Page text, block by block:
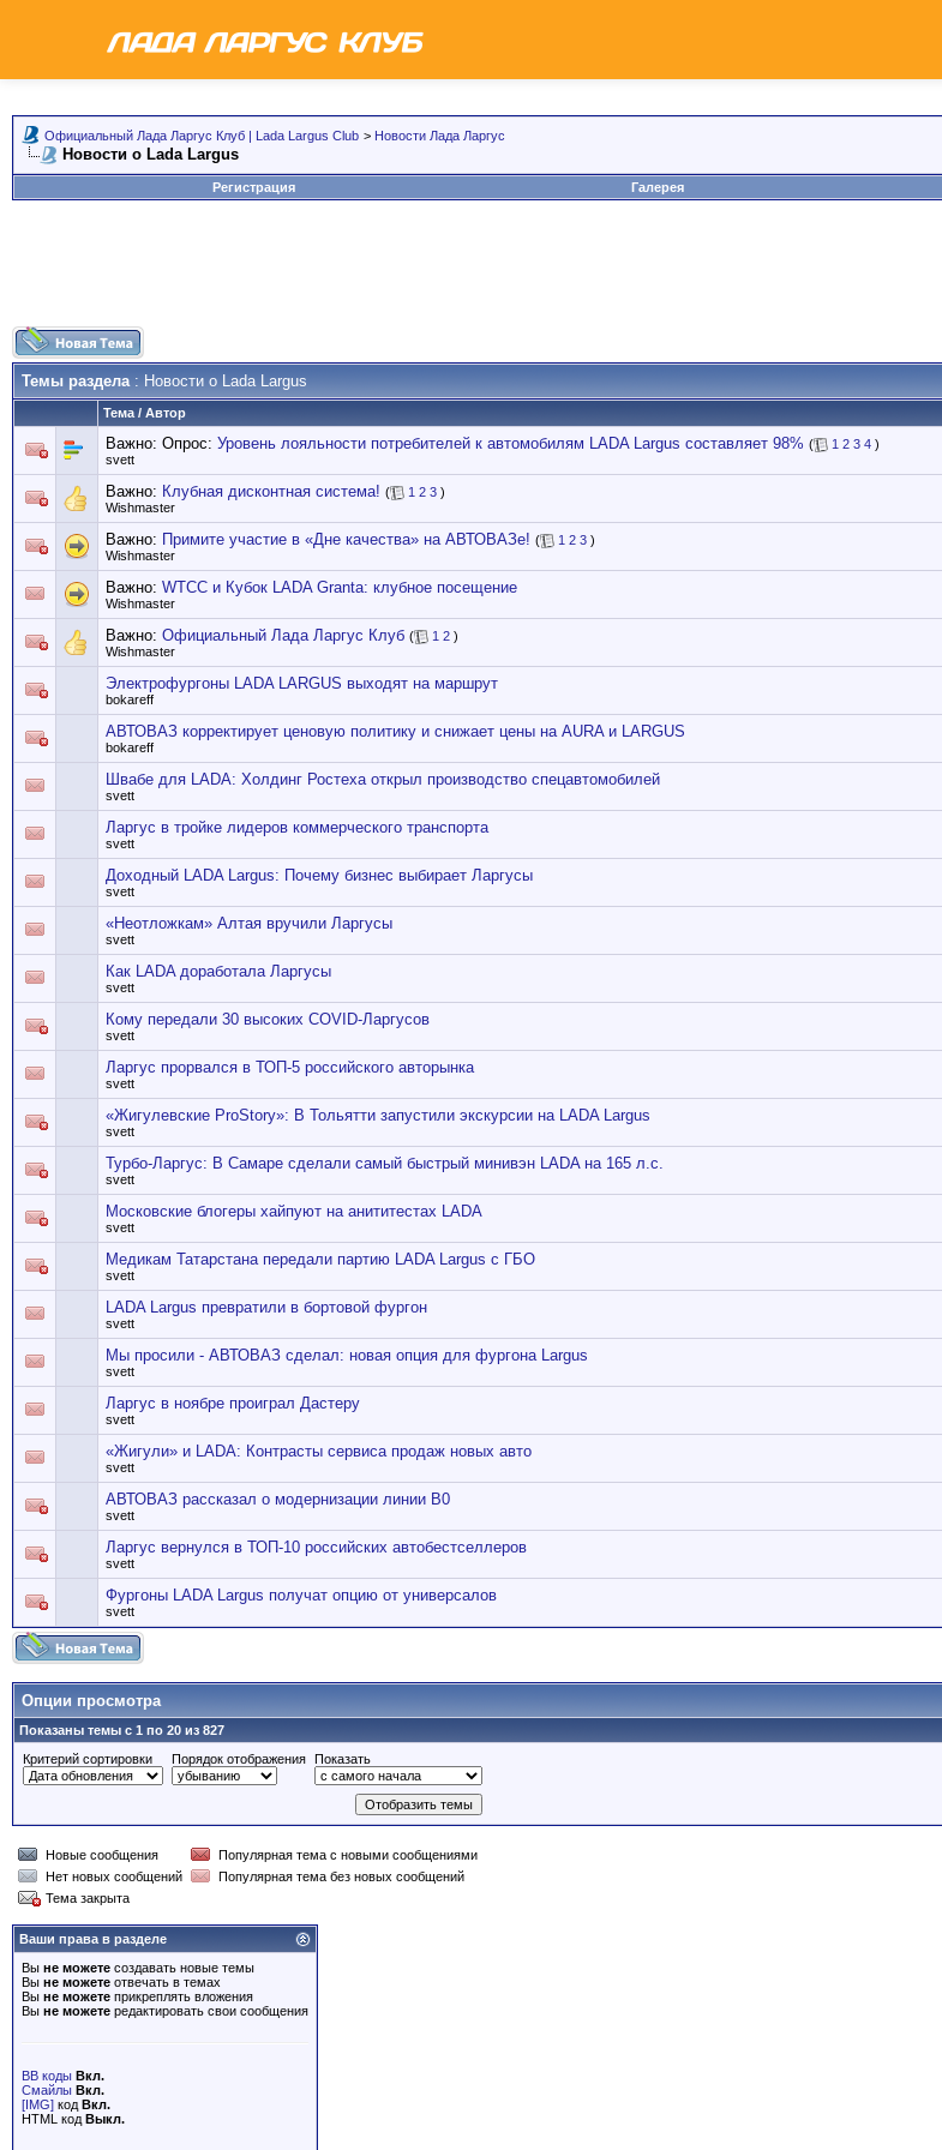
Официальный Лада Ларгус Клуб | Lada Largus Club > Новости Лада Ларгус
Новости о Lada Largus
Регистрация
Галерея
Темы раздела: Новости о Lada Largus
Тема / Автор
Важно: Опрос: Уровень лояльности потребителей к автомобилям LADA Largus составляет 98% ( 1 2 3 4 )
svett
Важно: Клубная дисконтная система! ( 1 2 3 )
Wishmaster
Важно: Примите участие в «Дне качества» на АВТОВАЗе! ( 1 2 3 )
Wishmaster
Важно: WTCC и Кубок LADA Granta: клубное посещение
Wishmaster
Важно: Официальный Лада Ларгус Клуб ( 1 2 )
Wishmaster
Электрофургоны LADA LARGUS выходят на маршрут
bokareff
АВТОВАЗ корректирует ценовую политику и снижает цены на AURA и LARGUS
bokareff
Швабе для LADA: Холдинг Ростеха открыл производство спецавтомобилей
svett
Ларгус в тройке лидеров коммерческого транспорта
svett
Доходный LADA Largus: Почему бизнес выбирает Ларгусы
svett
«Неотложкам» Алтая вручили Ларгусы
svett
Как LADA доработала Ларгусы
svett
Кому передали 30 высоких COVID-Ларгусов
svett
Ларгус прорвался в ТОП-5 российского авторынка
svett
«Жигулевские ProStory»: В Тольятти запустили экскурсии на LADA Largus
svett
Турбо-Ларгус: В Самаре сделали самый быстрый минивэн LADA на 165 л.с.
svett
Московские блогеры хайпуют на анититестах LADA
svett
Медикам Татарстана передали партию LADA Largus с ГБО
svett
LADA Largus превратили в бортовой фургон
svett
Мы просили - АВТОВАЗ сделал: новая опция для фургона Largus
svett
Ларгус в ноябре проиграл Дастеру
svett
«Жигули» и LADA: Контрасты сервиса продаж новых авто
svett
АВТОВАЗ рассказал о модернизации линии В0
svett
Ларгус вернулся в ТОП-10 российских автобестселлеров
svett
Фургоны LADA Largus получат опцию от универсалов
svett
Опции просмотра
Показаны темы с 1 по 20 из 827
Критерий сортировки
Порядок отображения Показать
Новые сообщения
Популярная тема с новыми сообщениями
Нет новых сообщений
Популярная тема без новых сообщений
Тема закрыта
Ваши права в разделе
Вы не можете создавать новые темы
Вы не можете отвечать в темах
Вы не можете прикреплять вложения
Вы не можете редактировать свои сообщения
BB коды Вкл.
Смайлы Вкл.
[IMG] код Вкл.
HTML код Выкл.